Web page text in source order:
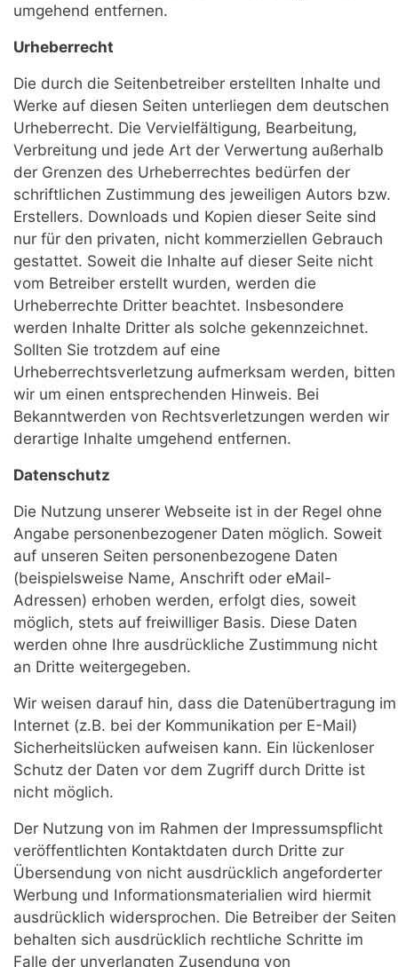
umgehend entfernen.
Urheberrecht
Die durch die Seitenbetreiber erstellten Inhalte und
Werke auf diesen Seiten unterliegen dem deutschen
Urheberrecht. Die Vervielfältigung, Bearbeitung,
Verbreitung und jede Art der Verwertung außerhalb
der Grenzen des Urheberrechtes bedürfen der
schriftlichen Zustimmung des jeweiligen Autors bzw.
Erstellers. Downloads und Kopien dieser Seite sind
nur für den privaten, nicht kommerziellen Gebrauch
gestattet. Soweit die Inhalte auf dieser Seite nicht
vom Betreiber erstellt wurden, werden die
Urheberrechte Dritter beachtet. Insbesondere
werden Inhalte Dritter als solche gekennzeichnet.
Sollten Sie trotzdem auf eine
Urheberrechtsverletzung aufmerksam werden, bitten
wir um einen entsprechenden Hinweis. Bei
Bekanntwerden von Rechtsverletzungen werden wir
derartige Inhalte umgehend entfernen.
Datenschutz
Die Nutzung unserer Webseite ist in der Regel ohne
Angabe personenbezogener Daten möglich. Soweit
auf unseren Seiten personenbezogene Daten
(beispielsweise Name, Anschrift oder eMail-
Adressen) erhoben werden, erfolgt dies, soweit
möglich, stets auf freiwilliger Basis. Diese Daten
werden ohne Ihre ausdrückliche Zustimmung nicht
an Dritte weitergegeben.
Wir weisen darauf hin, dass die Datenübertragung im
Internet (z.B. bei der Kommunikation per E-Mail)
Sicherheitslücken aufweisen kann. Ein lückenloser
Schutz der Daten vor dem Zugriff durch Dritte ist
nicht möglich.
Der Nutzung von im Rahmen der Impressumspflicht
veröffentlichten Kontaktdaten durch Dritte zur
Übersendung von nicht ausdrücklich angeforderter
Werbung und Informationsmaterialien wird hiermit
ausdrücklich widersprochen. Die Betreiber der Seiten
behalten sich ausdrücklich rechtliche Schritte im
Falle der unverlangten Zusendung von